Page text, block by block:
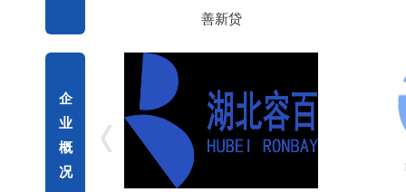
善新贷
企
业
概
况